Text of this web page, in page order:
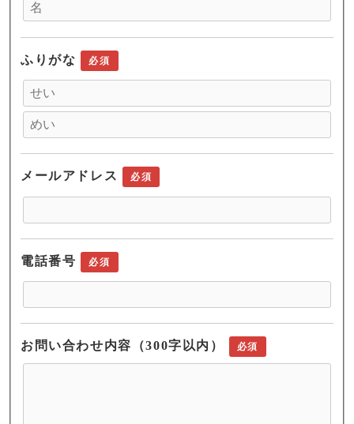
ふりがな 必須
メールアドレス 必須
電話番号 必須
お問い合わせ内容（300字以内） 必須